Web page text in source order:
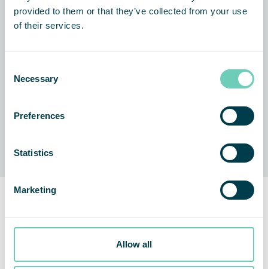
provided to them or that they’ve collected from your use
of their services.
Selection
Necessary
Preferences
Statistics
Marketing
Allow all